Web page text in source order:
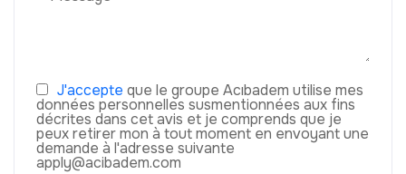
J'accepte que le groupe Acıbadem utilise mes
données personnelles susmentionnées aux fins
décrites dans cet avis et je comprends que je
peux retirer mon à tout moment en envoyant une
demande à l'adresse suivante
apply@acibadem.com